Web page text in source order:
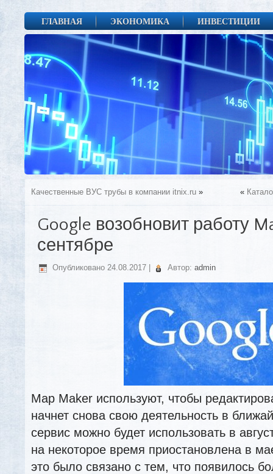
ГЛАВНАЯ ЭКОНОМИКА ИНВЕСТИЦИИ
Качественные ВУС трубы в компании itnix.ru » «
Google возобновит работу
сентябре
Опубликовано 24.08.2017 Автор: admin
Map Maker используют, чтобы
начнет снова свою деятельность в
сервис можно будет использовать в
на некоторое время приостановлена в
это было связано с тем, что появилось